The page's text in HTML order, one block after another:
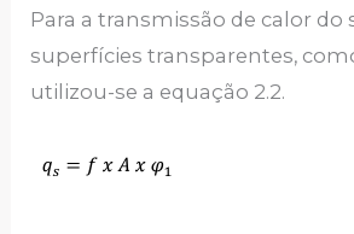
Para a transmissão de calor do
superfícies transparentes,
utilizou-se a equação 2.2.